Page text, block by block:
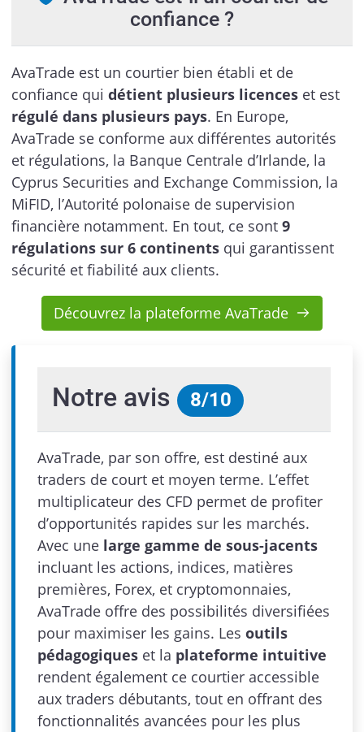
confiance ?
AvaTrade est un courtier bien établi et de
confiance qui détient plusieurs licenceset est
régulé dans plusieurs pays. En Europe,
AvaTrade se conforme aux différentes autorités
et régulations, la Banque Centrale d’Irlande, la
Cyprus Securities and Exchange Commission, la
MiFID, l’Autorité polonaise de supervision
financière notamment. En tout, ce sont 9
régulations sur 6 continentsqui garantissent
sécurité et fiabilité aux clients.
Découvrez la plateforme AvaTrade
Notre avis 8/10
AvaTrade, par son offre, est destiné aux
traders de court et moyen terme. L’effet
multiplicateur des CFD permet de profiter
d’opportunités rapides sur les marchés.
Avec une large gamme de sous-jacents
incluant les actions, indices, matières
premières, Forex, et cryptomonnaies,
AvaTrade offre des possibilités diversifiées
pour maximiser les gains. Lesoutils
pédagogiques et la plateforme intuitive
rendent également ce courtier accessible
aux traders débutants, tout en offrant des
fonctionnalités avancées pour les plus